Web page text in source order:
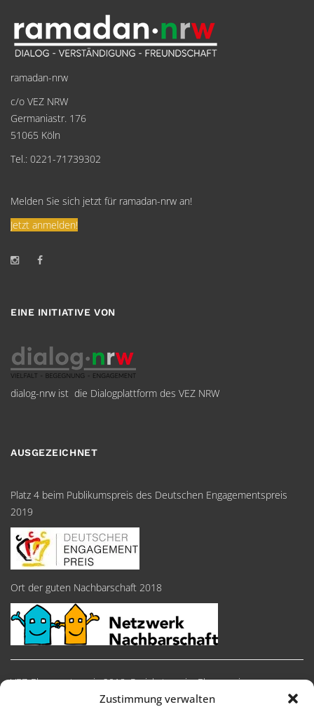
Zustimmung verwalten
ramadan-nrw
c/o VEZ NRW
Germaniastr. 176
51065 Köln
Tel.: 0221-71739302
Melden Sie sich jetzt für ramadan-nrw an!
Jetzt anmelden!
EINE INITIATIVE VON
dialog-nrw ist die Dialogplattform des VEZ NRW
AUSGEZEICHNET
Platz 4 beim Publikumspreis des Deutschen Engagementspreis
2019
Ort der guten Nachbarschaft 2018
VEZ-Ehrenamtspreis 2018, Preiskategorie: Ehrenpreise